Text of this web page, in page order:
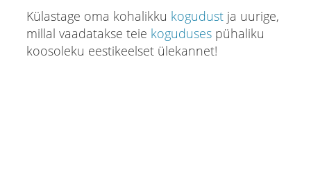
Külastage oma kohalikku kogudustja uurige,
millal vaadatakse teie kogudusespühaliku
koosoleku eestikeelset ülekannet!